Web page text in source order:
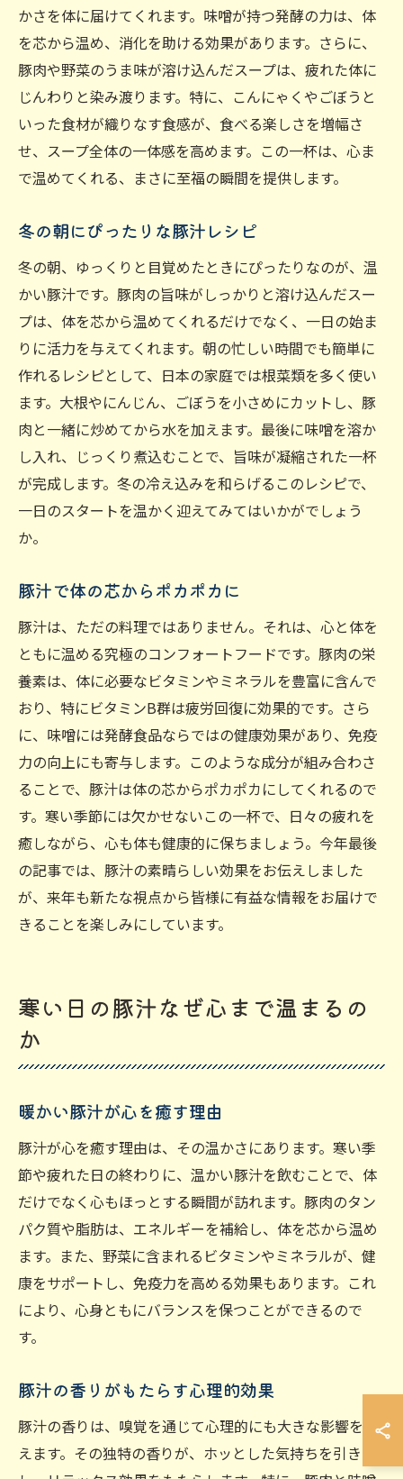
かさを体に届けてくれます。味噌が持つ発酵の力は、体
を芯から温め、消化を助ける効果があります。さらに、
豚肉や野菜のうま味が溶け込んだスープは、疲れた体に
じんわりと染み渡ります。特に、こんにゃくやごぼうと
いった食材が織りなす食感が、食べる楽しさを増幅さ
せ、スープ全体の一体感を高めます。この一杯は、心ま
で温めてくれる、まさに至福の瞬間を提供します。
冬の朝にぴったりな豚汁レシピ
冬の朝、ゆっくりと目覚めたときにぴったりなのが、温
かい豚汁です。豚肉の旨味がしっかりと溶け込んだスー
プは、体を芯から温めてくれるだけでなく、一日の始ま
りに活力を与えてくれます。朝の忙しい時間でも簡単に
作れるレシピとして、日本の家庭では根菜類を多く使い
ます。大根やにんじん、ごぼうを小さめにカットし、豚
肉と一緒に炒めてから水を加えます。最後に味噌を溶か
し入れ、じっくり煮込むことで、旨味が凝縮された一杯
が完成します。冬の冷え込みを和らげるこのレシピで、
一日のスタートを温かく迎えてみてはいかがでしょう
か。
豚汁で体の芯からポカポカに
豚汁は、ただの料理ではありません。それは、心と体を
ともに温める究極のコンフォートフードです。豚肉の栄
養素は、体に必要なビタミンやミネラルを豊富に含んで
おり、特にビタミンB群は疲労回復に効果的です。さら
に、味噌には発酵食品ならではの健康効果があり、免疫
力の向上にも寄与します。このような成分が組み合わさ
ることで、豚汁は体の芯からポカポカにしてくれるので
す。寒い季節には欠かせないこの一杯で、日々の疲れを
癒しながら、心も体も健康的に保ちましょう。今年最後
の記事では、豚汁の素晴らしい効果をお伝えしました
が、来年も新たな視点から皆様に有益な情報をお届けで
きることを楽しみにしています。
寒い日の豚汁なぜ心まで温まるの
か
暖かい豚汁が心を癒す理由
豚汁が心を癒す理由は、その温かさにあります。寒い季
節や疲れた日の終わりに、温かい豚汁を飲むことで、体
だけでなく心もほっとする瞬間が訪れます。豚肉のタン
パク質や脂肪は、エネルギーを補給し、体を芯から温め
ます。また、野菜に含まれるビタミンやミネラルが、健
康をサポートし、免疫力を高める効果もあります。これ
により、心身ともにバランスを保つことができるので
す。
豚汁の香りがもたらす心理的効果
豚汁の香りは、嗅覚を通じて心理的にも大きな影響を与
えます。その独特の香りが、ホッとした気持ちを引き出